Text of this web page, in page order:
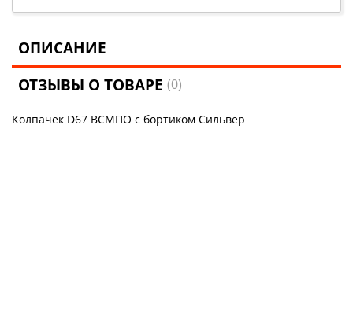
ОПИСАНИЕ
ОТЗЫВЫ О ТОВАРЕ(0)
Колпачек D67 ВСМПО с бортиком Сильвер